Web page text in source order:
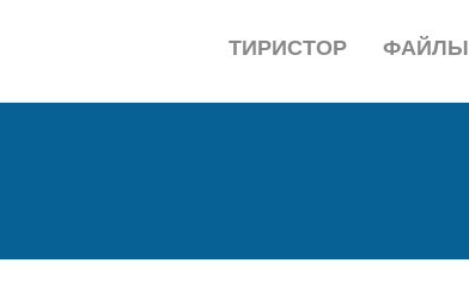
ФАЙЛЫ
ТИРИСТОР